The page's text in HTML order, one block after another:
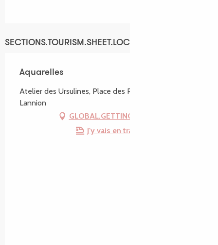
SECTIONS.TOURISM.SHEET.LOCATION
Aquarelles
Atelier des Ursulines, Place des Patriotes, 22300
Lannion
GLOBAL.GETTING_THERE
J'y vais en train !